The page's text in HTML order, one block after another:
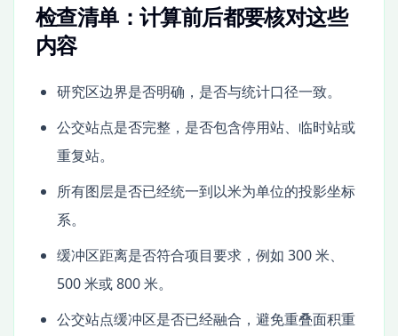
检查清单：计算前后都要核对这些
内容
研究区边界是否明确，是否与统计口径一致。
公交站点是否完整，是否包含停用站、临时站或
重复站。
所有图层是否已经统一到以米为单位的投影坐标
系。
缓冲区距离是否符合项目要求，例如 300 米、
500 米或 800 米。
公交站点缓冲区是否已经融合，避免重叠面积重